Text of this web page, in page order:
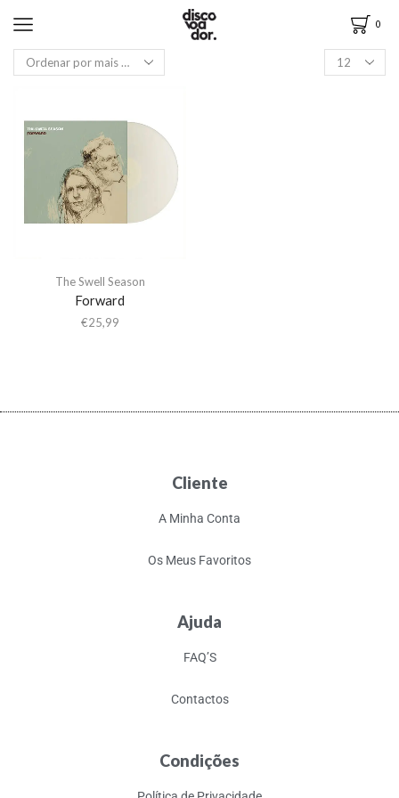
0
The Swell Season
Forward
€25,99
Cliente
A Minha Conta
Os Meus Favoritos
Ajuda
FAQ’S
Contactos
Condições